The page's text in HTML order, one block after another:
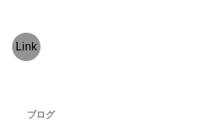
Link
ブログ